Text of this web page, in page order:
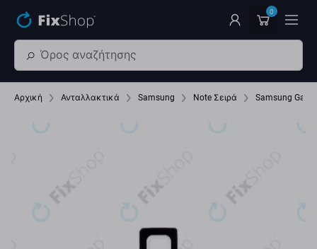
0
Αρχική Ανταλλακτικά Samsung Note Σειρά Samsung